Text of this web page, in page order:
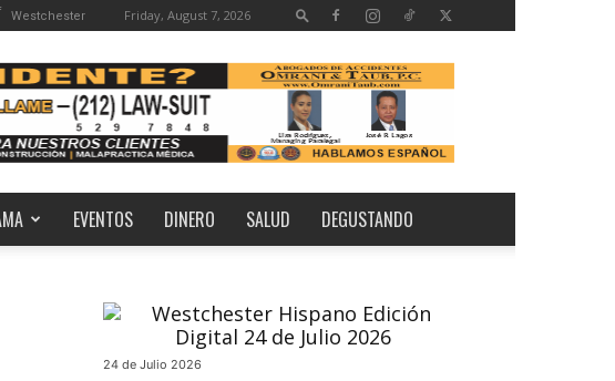
Westchester Friday, August 7, 2026
EVENTOS DINERO SALUD DEGUSTANDO
24 de Julio 2026